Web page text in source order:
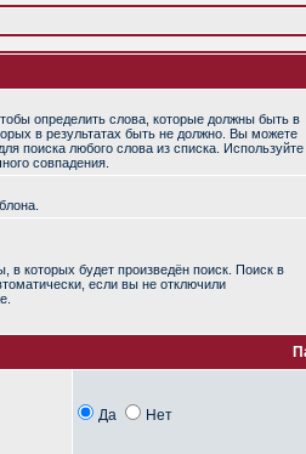
определить слова, которые должны быть в
в результатах быть не должно. Вы можете
для поиска любого слова из списка. Используйте
совпадения.
которых будет произведён поиск. Поиск в
если вы не отключили
Да Нет